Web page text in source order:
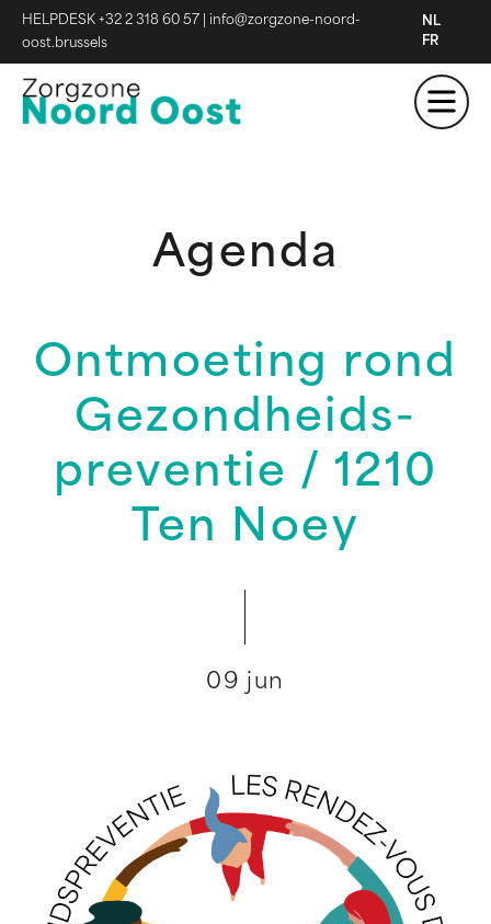
HELPDESK +32 2 318 60 57
info@zorgzone-noord-
oost.brussels
NL
FR
Agenda
Ontmoeting rond
Gezondheids-
preventie / 1210
Ten Noey
09 jun